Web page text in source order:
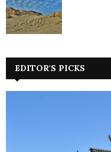
EDITOR'S PICKS